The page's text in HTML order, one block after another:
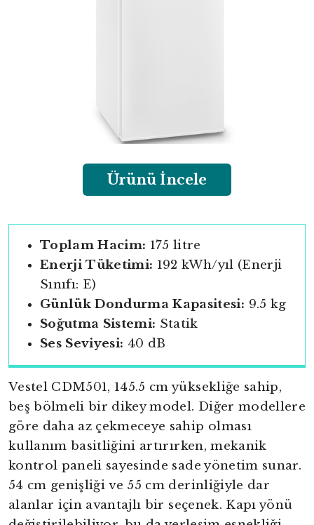
Ürünü İncele
Toplam Hacim: 175 litre
Enerji Tüketimi: 192 kWh/yıl (Enerji
Sınıfı: E)
Günlük Dondurma Kapasitesi: 9.5 kg
Soğutma Sistemi: Statik
Ses Seviyesi: 40 dB
Vestel CDM501, 145.5 cm yüksekliğe sahip,
beş bölmeli bir dikey model. Diğer modellere
göre daha az çekmeceye sahip olması
kullanım basitliğini artırırken, mekanik
kontrol paneli sayesinde sade yönetim sunar.
54 cm genişliği ve 55 cm derinliğiyle dar
alanlar için avantajlı bir seçenek. Kapı yönü